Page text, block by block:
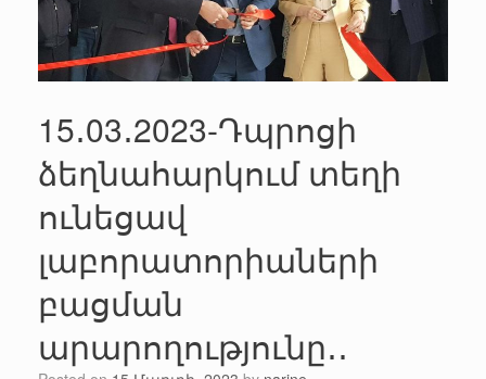
15․03․2023-Դպրոցի
ձեղնահարկում տեղի
ունեցավ
լաբորատորիաների
բացման
արարողությունը․․